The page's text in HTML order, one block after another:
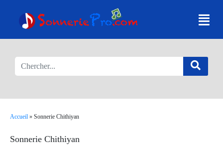
Accueil » Sonnerie Chithiyan
Sonnerie Chithiyan